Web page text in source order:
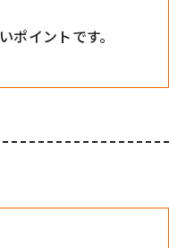
イントです。